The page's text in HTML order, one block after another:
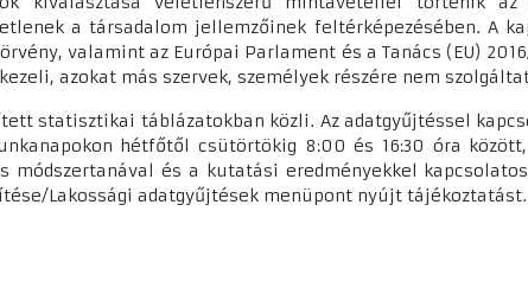
a társadalom jellemzőinek feltérképezésében. A
valamint az Európai Parlament és a Tanács (EU)
azokat más szervek, személyek részére nem
statisztikai táblázatokban közli. Az adatgyűjtéssel
hétfőtől csütörtökig 8:00 és 16:30 óra
módszertanával és a kutatási eredményekkel
Lakossági adatgyűjtések menüpont nyújt tájékoztatást.